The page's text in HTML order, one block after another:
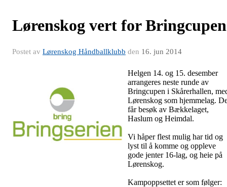
Lørenskog vert for Bringcupen
Postet av Lørenskog Håndballklubb den 16. jun 2014
Helgen 14. og 15. desember
arrangeres neste runde av
Bringcupen i Skårerhallen,
Lørenskog som hjemmelag.
får besøk av Bækkelaget,
Haslum og Heimdal.
Vi håper flest mulig har tid og
lyst til å komme og oppleve
gode jenter 16-lag, og heie på
Lørenskog.
Kampoppsettet er som følger: